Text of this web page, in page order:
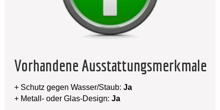
Vorhandene Ausstattungsmerkmale
+ Schutz gegen Wasser/Staub: Ja
+ Metall- oder Glas-Design: Ja